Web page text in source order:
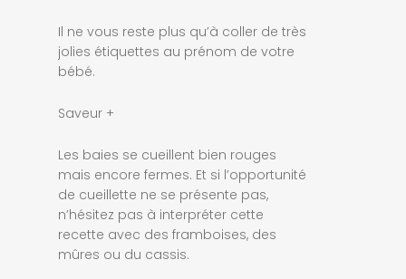
Il ne vous reste plus qu’à coller de très
jolies étiquettes au prénom de votre
bébé.
Saveur +
Les baies se cueillent bien rouges
mais encore fermes. Et si l’opportunité
de cueillette ne se présente pas,
n’hésitez pas à interpréter cette
recette avec des framboises, des
mûres ou du cassis.